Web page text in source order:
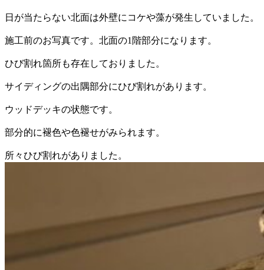
日が当たらない北面は外壁にコケや藻が発生していました。
施工前のお写真です。北面の1階部分になります。
ひび割れ箇所も存在しておりました。
サイディングの出隅部分にひび割れがあります。
ウッドデッキの状態です。
部分的に褪色や色褪せがみられます。
所々ひび割れがありました。